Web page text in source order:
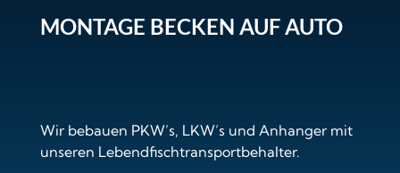
MONTAGE BECKEN AUF AUTO
Wir bebauen PKW’s, LKW’s und Anhanger mit
unseren Lebendfischtransportbehalter.